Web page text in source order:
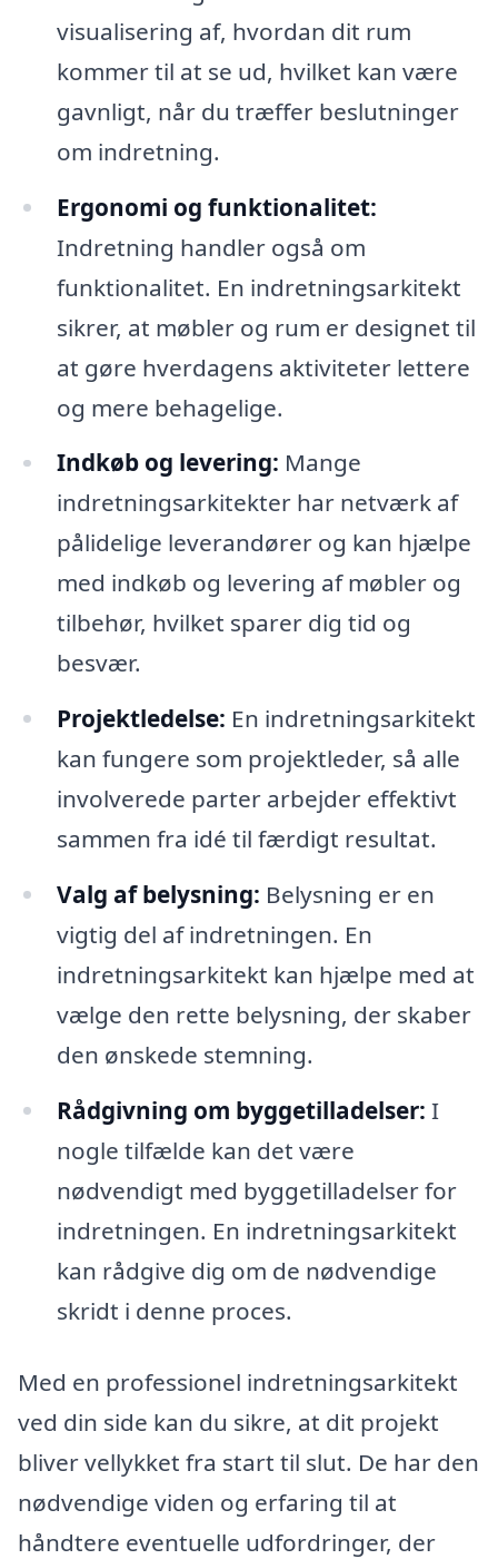
visualisering af, hvordan dit rum
kommer til at se ud, hvilket kan være
gavnligt, når du træffer beslutninger
om indretning.
Ergonomi og funktionalitet:
Indretning handler også om
funktionalitet. En indretningsarkitekt
sikrer, at møbler og rum er designet til
at gøre hverdagens aktiviteter lettere
og mere behagelige.
Indkøb og levering: Mange
indretningsarkitekter har netværk af
pålidelige leverandører og kan hjælpe
med indkøb og levering af møbler og
tilbehør, hvilket sparer dig tid og
besvær.
Projektledelse: En indretningsarkitekt
kan fungere som projektleder, så alle
involverede parter arbejder effektivt
sammen fra idé til færdigt resultat.
Valg af belysning: Belysning er en
vigtig del af indretningen. En
indretningsarkitekt kan hjælpe med at
vælge den rette belysning, der skaber
den ønskede stemning.
Rådgivning om byggetilladelser: I
nogle tilfælde kan det være
nødvendigt med byggetilladelser for
indretningen. En indretningsarkitekt
kan rådgive dig om de nødvendige
skridt i denne proces.
Med en professionel indretningsarkitekt
ved din side kan du sikre, at dit projekt
bliver vellykket fra start til slut. De har den
nødvendige viden og erfaring til at
håndtere eventuelle udfordringer, der